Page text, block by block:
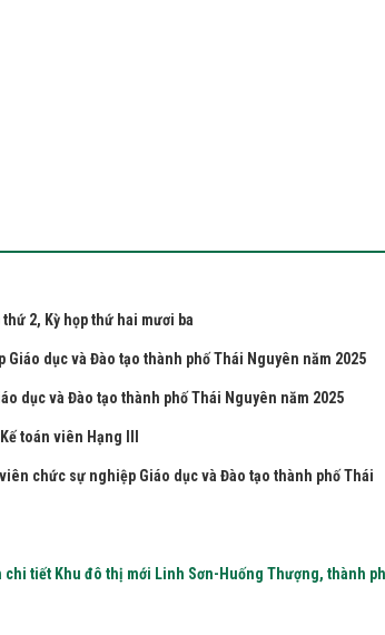
2, Kỳ họp thứ hai mươi ba
dục và Đào tạo thành phố Thái Nguyên năm 2025
dục và Đào tạo thành phố Thái Nguyên năm 2025
toán viên Hạng III
chức sự nghiệp Giáo dục và Đào tạo thành phố Thái
chi tiết Khu đô thị mới Linh Sơn-Huống Thượng, thành